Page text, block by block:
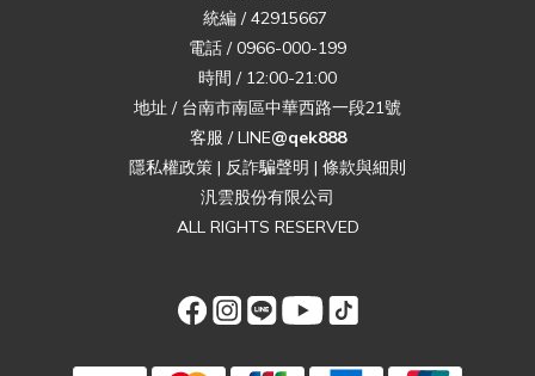
統編 / 42915667
電話 / 0966-000-199
時間 / 12:00-21:00
地址 / 台南市南區中華西路一段21號
客服 / LINE@qek888
隱私權政策 | 反詐騙聲明 | 條款與細則
汎雲股份有限公司
ALL RIGHTS RESERVED